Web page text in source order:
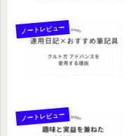
ノートレビュー
ノートレビュー